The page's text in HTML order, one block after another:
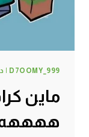
:
D7OOMY_999 | دحومي٩٩٩
ماين